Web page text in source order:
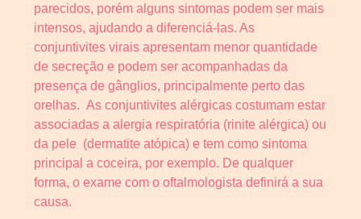
parecidos, porém alguns sintomas podem ser mais
intensos, ajudando a diferenciá-las. As
conjuntivites virais apresentam menor quantidade
de secreção e podem ser acompanhadas da
presença de gânglios, principalmente perto das
orelhas. As conjuntivites alérgicas costumam estar
associadas a alergia respiratória (rinite alérgica) ou
da pele (dermatite atópica) e tem como sintoma
principal a coceira, por exemplo. De qualquer
forma, o exame com o oftalmologista definirá a sua
causa.